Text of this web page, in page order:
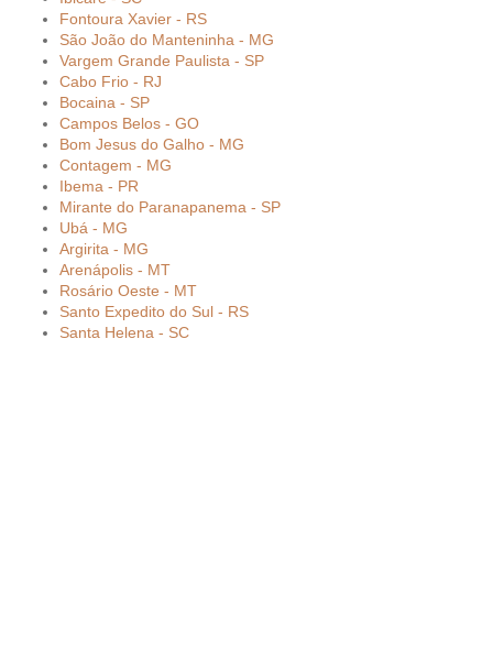
Fontoura Xavier - RS
São João do Manteninha - MG
Vargem Grande Paulista - SP
Cabo Frio - RJ
Bocaina - SP
Campos Belos - GO
Bom Jesus do Galho - MG
Contagem - MG
Ibema - PR
Mirante do Paranapanema - SP
Ubá - MG
Argirita - MG
Arenápolis - MT
Rosário Oeste - MT
Santo Expedito do Sul - RS
Santa Helena - SC